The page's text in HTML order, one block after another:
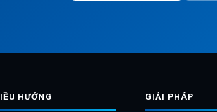
HƯỚNG GIẢI PHÁP